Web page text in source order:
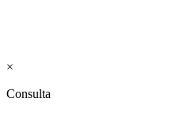
×
Consulta